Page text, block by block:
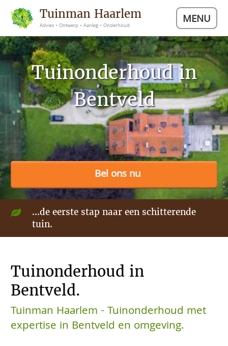
Tuinman Haarlem
Advies • Ontwerp • Aanleg • Onderhoud MENU
Tuinonderhoud in
Bentveld
Bel ons nu
...de eerste stap naar een schitterende
tuin.
Tuinonderhoud in
Bentveld.
Tuinman Haarlem - Tuinonderhoud met
expertise in Bentveld en omgeving.